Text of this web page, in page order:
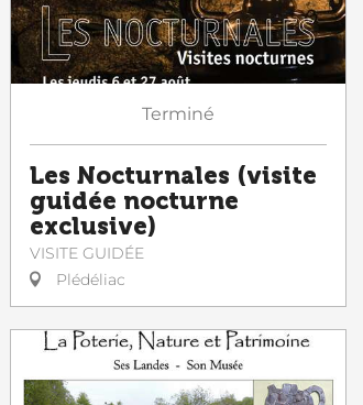
Terminé
Les Nocturnales (visite
guidée nocturne
exclusive)
VISITE GUIDÉE
Plédéliac